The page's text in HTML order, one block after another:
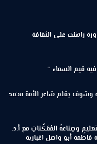
… دورة راهنت على الثقافة
قيم السماء “
بقلم شاعر الأمة محمد
وصِناعةُ المُمَكِّناتِ مع أ.د.
أبو واصل اغبارية